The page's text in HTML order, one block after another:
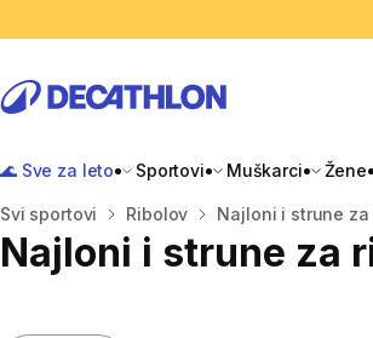
🌊 Sve za leto Sportovi Muškarci Žene
Početna stranica
Svi sportovi Ribolov Najloni i strune
Najloni i strune za